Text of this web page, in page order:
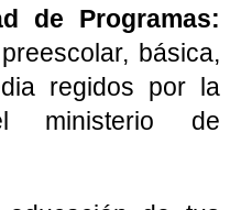
de Programas:
básica,
regidos por la
ministerio de